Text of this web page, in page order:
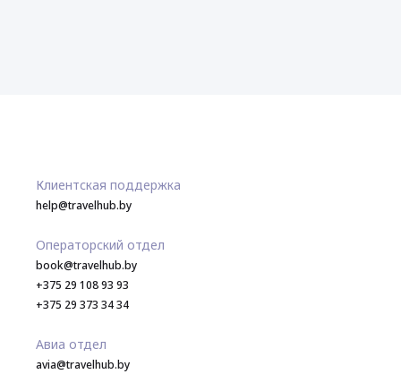
Клиентская поддержка
help@travelhub.by
Операторский отдел
book@travelhub.by
+375 29 108 93 93
+375 29 373 34 34
Авиа отдел
avia@travelhub.by